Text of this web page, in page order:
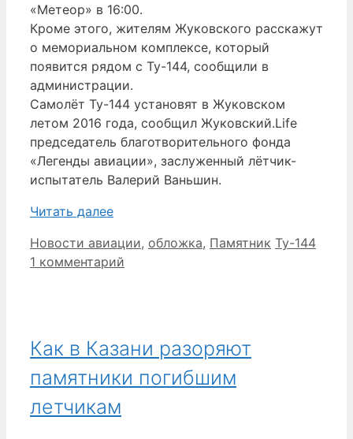
«Метеор» в 16:00.
Кроме этого, жителям Жуковского расскажут
о мемориальном комплексе, который
появится рядом с Ту-144, сообщили в
администрации.
Самолёт Ту-144 установят в Жуковском
летом 2016 года, сообщил Жуковский.Life
председатель благотворительного фонда
«Легенды авиации», заслуженный лётчик-
испытатель Валерий Ваньшин.
Читать далее
Рубрики
Новости авиации, обложка, Памятник Метки
Ту-144
1 комментарий
Как в Казани разоряют
памятники погибшим
летчикам